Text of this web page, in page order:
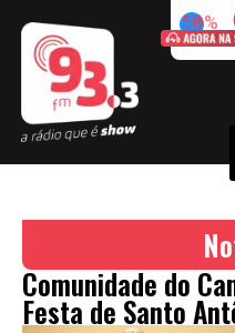
50%
Comunidade do
Festa de Santo